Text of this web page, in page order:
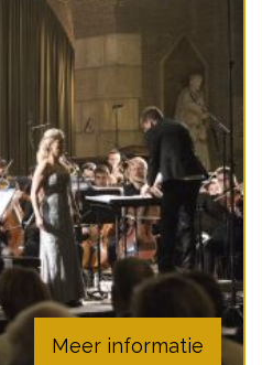
Meer informatie